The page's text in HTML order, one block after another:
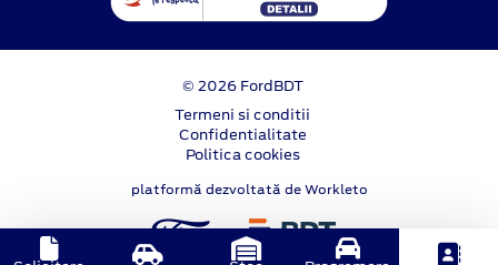
© 2026 FordBDT
Termeni si conditii
Confidentialitate
Politica cookies
platformă dezvoltată de Workleto